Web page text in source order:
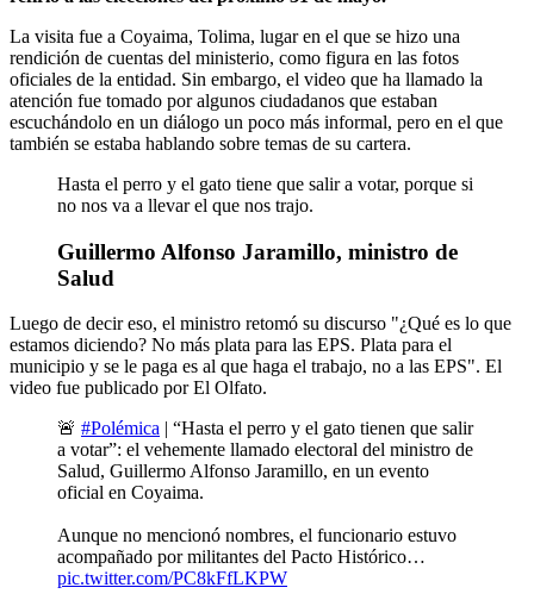
La visita fue a Coyaima, Tolima, lugar en el que se hizo una
rendición de cuentas del ministerio, como figura en las fotos
oficiales de la entidad. Sin embargo, el video que ha llamado la
atención fue tomado por algunos ciudadanos que estaban
escuchándolo en un diálogo un poco más informal, pero en el que
también se estaba hablando sobre temas de su cartera.
Hasta el perro y el gato tiene que salir a votar, porque si
no nos va a llevar el que nos trajo.
Guillermo Alfonso Jaramillo, ministro de
Salud
Luego de decir eso, el ministro retomó su discurso "¿Qué es lo que
estamos diciendo? No más plata para las EPS. Plata para el
municipio y se le paga es al que haga el trabajo, no a las EPS". El
video fue publicado por El Olfato.
🚨 #Polémica | “Hasta el perro y el gato tienen que salir
a votar”: el vehemente llamado electoral del ministro de
Salud, Guillermo Alfonso Jaramillo, en un evento
oficial en Coyaima.
Aunque no mencionó nombres, el funcionario estuvo
acompañado por militantes del Pacto Histórico…
pic.twitter.com/PC8kFfLKPW